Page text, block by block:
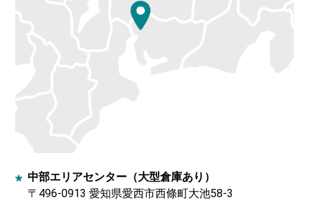
中部エリアセンター（大型倉庫あり）
〒496-0913 愛知県愛西市西條町大池58-3